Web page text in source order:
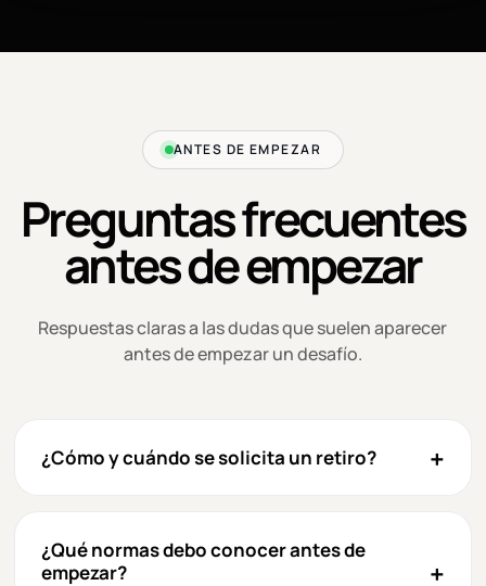
ANTES DE EMPEZAR
Preguntas frecuentes
antes de empezar
Respuestas claras a las dudas que suelen aparecer
antes de empezar un desafío.
¿Cómo y cuándo se solicita un retiro?
¿Qué normas debo conocer antes de
empezar?